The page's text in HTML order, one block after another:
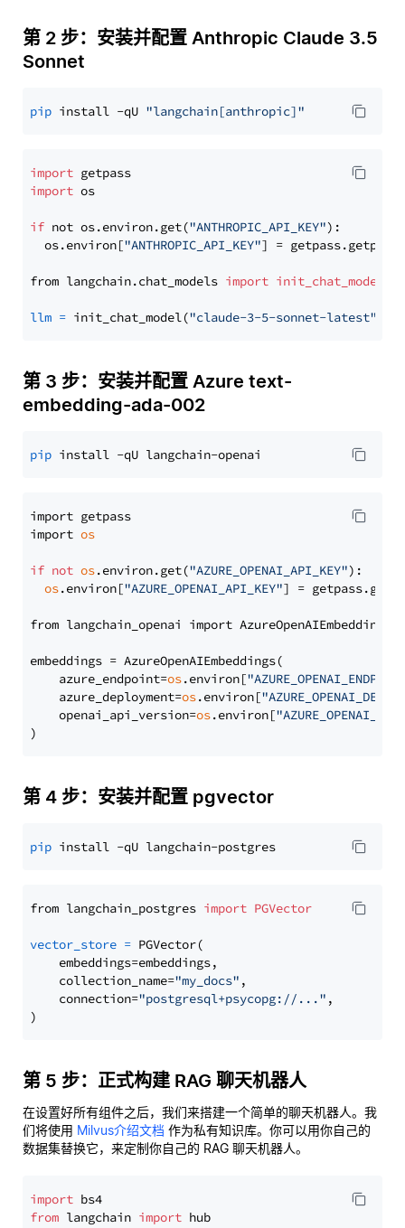
第 2 步：安装并配置 Anthropic Claude 3.5
Sonnet
pip install -qU "langchain[anthropic]"
import
import os
if not os.environ.get("ANTHROPIC_API_KEY"):
  os.environ[
"ANTHROPIC_API_KEY"] = getpass.getpass(
from langchain.chat_models import init_chat_model
llm = init_chat_model("claude-3-5-sonnet-latest"
第 3 步：安装并配置 Azure text-
embedding-ada-002
pip
import getpass
import os
if not os.environ.get("AZURE_OPENAI_API_KEY"):
os.environ["AZURE_OPENAI_API_KEY"] =
from langchain_openai import AzureOpenAIEmbeddings
embeddings = AzureOpenAIEmbeddings(
    azure_endpoint=
os.environ[
    azure_deployment=
os.environ[
    openai_api_version=
os.environ[
第 4 步：安装并配置 pgvector
pip
from langchain_postgres import PGVector
vector_store = PGVector(
    embeddings=embeddings,
    collection_name=
"my_docs" ,
    connection=
"postgresql+psycopg://..." ,
第 5 步：正式构建 RAG 聊天机器人
在设置好所有组件之后，我们来搭建一个简单的聊天机器人。我
们将使用 Milvus介绍文档 作为私有知识库。你可以用你自己的
数据集替换它，来定制你自己的 RAG 聊天机器人。
import
from langchain import